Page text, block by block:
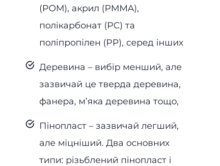
(POM), акрил (PMMA),
полікарбонат (PC) та
поліпропілен (PP), серед інших
Деревина – вибір менший, але
зазвичай це тверда деревина,
фанера, м’яка деревина тощо,
Пінопласт – зазвичай легший,
але міцніший. Два основних
типи: різьблений пінопласт і